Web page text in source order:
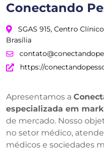
Conectando
SGAS 915, Centro
Brasília
https://
Apresentamos a
especializada em
de mercado. Nosso
no setor médico,
médicos e sociedades